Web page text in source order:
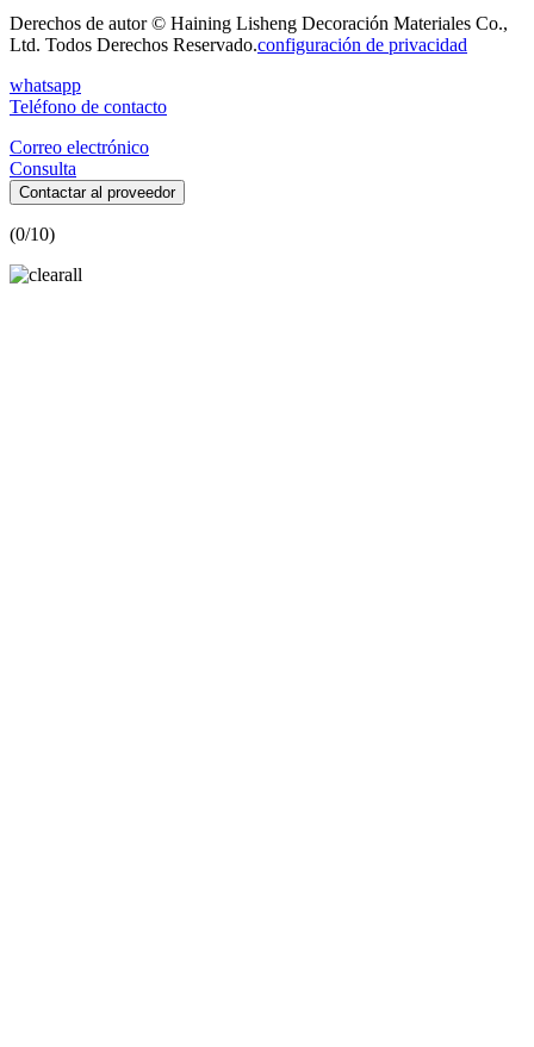
Derechos de autor © Haining Lisheng Decoración Materiales Co.,
Ltd. Todos Derechos Reservado.configuración de privacidad
whatsapp
Teléfono de contacto
Correo electrónico
Consulta
Contactar al proveedor
(0/10)